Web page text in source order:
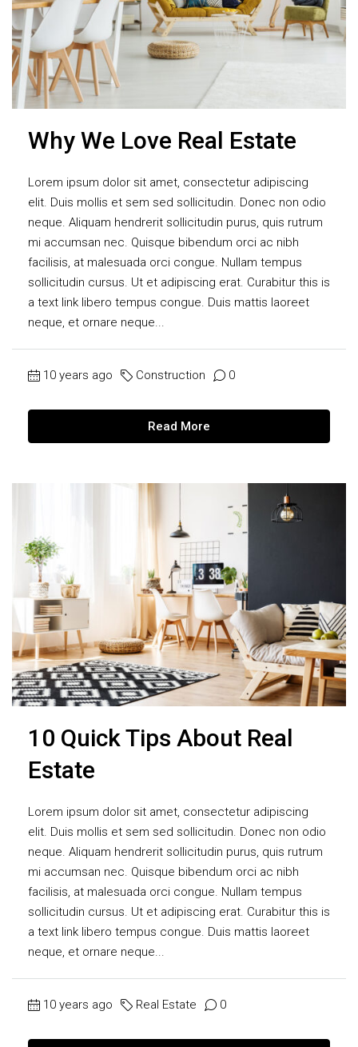
Why We Love Real Estate
Lorem ipsum dolor sit amet, consectetur adipiscing
elit. Duis mollis et sem sed sollicitudin. Donec non odio
neque. Aliquam hendrerit sollicitudin purus, quis rutrum
mi accumsan nec. Quisque bibendum orci ac nibh
facilisis, at malesuada orci congue. Nullam tempus
sollicitudin cursus. Ut et adipiscing erat. Curabitur this is
a text link libero tempus congue. Duis mattis laoreet
neque, et ornare neque...
10 years ago Construction 0
Read More
10 Quick Tips About Real
Estate
Lorem ipsum dolor sit amet, consectetur adipiscing
elit. Duis mollis et sem sed sollicitudin. Donec non odio
neque. Aliquam hendrerit sollicitudin purus, quis rutrum
mi accumsan nec. Quisque bibendum orci ac nibh
facilisis, at malesuada orci congue. Nullam tempus
sollicitudin cursus. Ut et adipiscing erat. Curabitur this is
a text link libero tempus congue. Duis mattis laoreet
neque, et ornare neque...
10 years ago Real Estate 0